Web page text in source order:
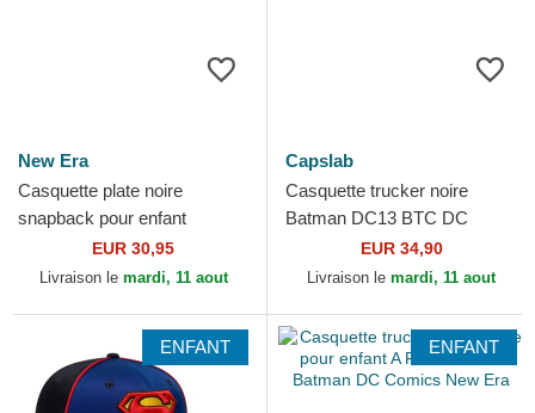
New Era
Casquette plate noire
snapback pour enfant
9FIFTY Batman DC Comics
New Era
EUR 30,95
Livraison le mardi, 11 aout
Capslab
Casquette trucker noire
Batman DC13 BTC DC
Comics Capslab
EUR 34,90
Livraison le mardi, 11 aout
ENFANT ENFANT